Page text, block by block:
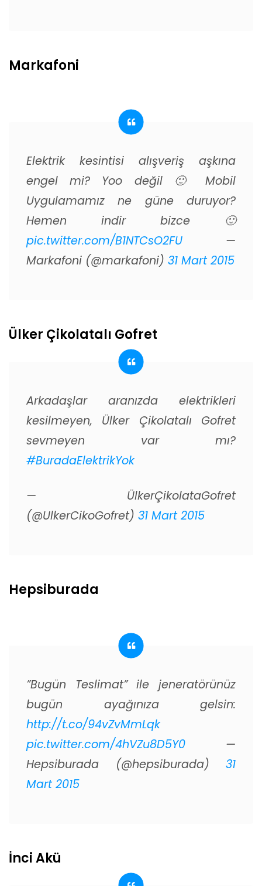
Markafoni
Elektrik kesintisi alışveriş aşkına
engel mi? Yoo değil 🙂 Mobil
Uygulamamız ne güne duruyor?
Hemen indir bizce 🙂
pic.twitter.com/B1NTCsO2FU —
Markafoni (@markafoni) 31 Mart 2015
Ülker Çikolatalı Gofret
Arkadaşlar aranızda elektrikleri
kesilmeyen, Ülker Çikolatalı Gofret
sevmeyen var mı?
#BuradaElektrikYok
— ÜlkerÇikolataGofret
(@UlkerCikoGofret) 31 Mart 2015
Hepsiburada
”Bugün Teslimat” ile jeneratörünüz
bugün ayağınıza gelsin:
http://t.co/94vZvMmLqk
pic.twitter.com/4hVZu8D5Y0 —
Hepsiburada (@hepsiburada) 31
Mart 2015
İnci Akü